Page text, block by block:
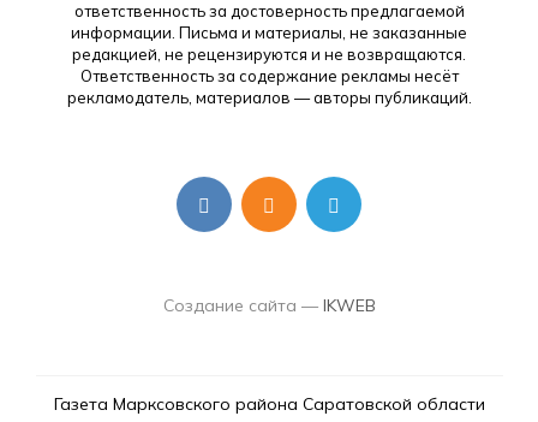
ответственность за достоверность предлагаемой
информации. Письма и материалы, не заказанные
редакцией, не рецензируются и не возвращаются.
Ответственность за содержание рекламы несёт
рекламодатель, материалов — авторы публикаций.
Создание сайта — IKWEB
Газета Марксовского района Саратовской области